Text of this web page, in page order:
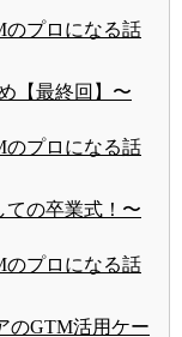
のプロになる話
【最終回】〜
のプロになる話
ての卒業式！〜
のプロになる話
のGTM活用ケー